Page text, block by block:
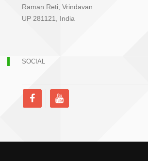
Raman Reti, Vrindavan
UP 281121, India
SOCIAL